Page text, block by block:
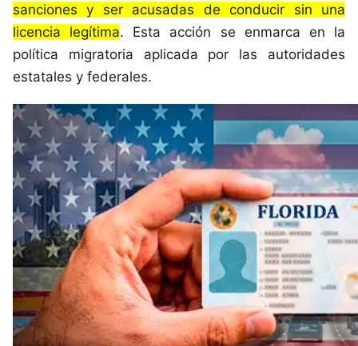
sanciones y ser acusadas de conducir sin una
licencia legítima. Esta acción se enmarca en la
política migratoria aplicada por las autoridades
estatales y federales.